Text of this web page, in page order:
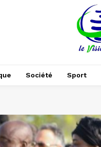
Société Sport